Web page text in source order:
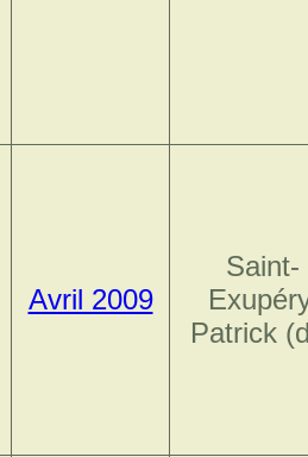
Avril 2009
Saint-
Patrick